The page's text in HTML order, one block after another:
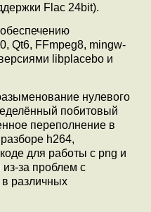
Flac 24bit).
Qt6, FFmpeg8, mingw-
libplacebo и
нулевого
побитовый
переполнение в
h264,
для работы с png и
за проблем с
различных